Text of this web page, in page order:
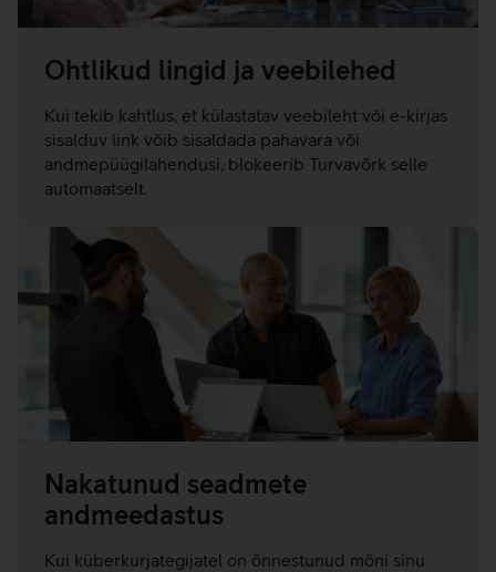
Ohtlikud lingid ja veebilehed
Kui tekib kahtlus, et külastatav veebileht või e-kirjas
sisalduv link võib sisaldada pahavara või
andmepüügilahendusi, blokeerib Turvavõrk selle
automaatselt.
Nakatunud seadmete
andmeedastus
Kui küberkurjategijatel on õnnestunud mõni sinu